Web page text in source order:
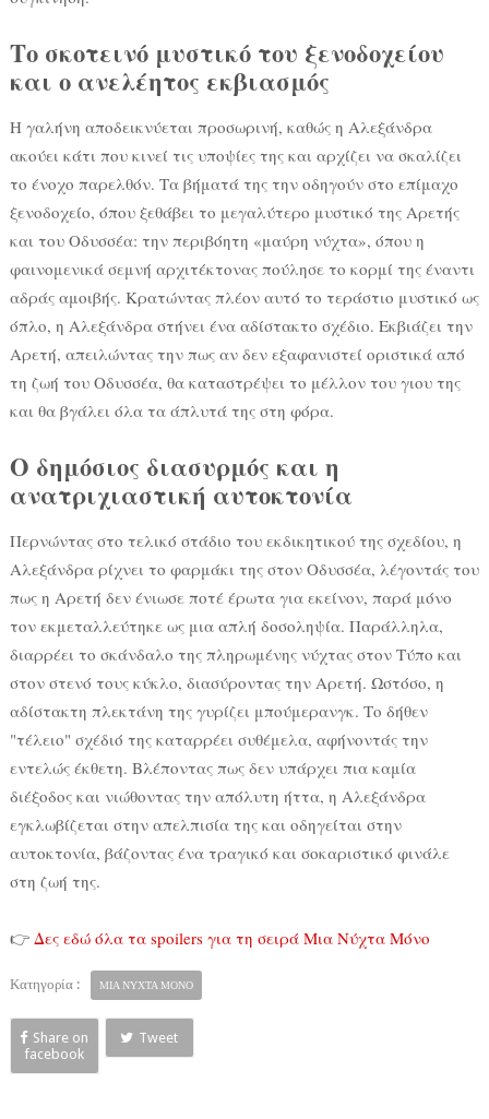
Το σκοτεινό μυστικό του ξενοδοχείου
και ο ανελέητος εκβιασμός
Η γαλήνη αποδεικνύεται προσωρινή, καθώς η Αλεξάνδρα
ακούει κάτι που κινεί τις υποψίες της και αρχίζει να σκαλίζει
το ένοχο παρελθόν. Τα βήματά της την οδηγούν στο επίμαχο
ξενοδοχείο, όπου ξεθάβει το μεγαλύτερο μυστικό της Αρετής
και του Οδυσσέα: την περιβόητη «μαύρη νύχτα», όπου η
φαινομενικά σεμνή αρχιτέκτονας πούλησε το κορμί της έναντι
αδράς αμοιβής. Κρατώντας πλέον αυτό το τεράστιο μυστικό ως
όπλο, η Αλεξάνδρα στήνει ένα αδίστακτο σχέδιο. Εκβιάζει την
Αρετή, απειλώντας την πως αν δεν εξαφανιστεί οριστικά από
τη ζωή του Οδυσσέα, θα καταστρέψει το μέλλον του γιου της
και θα βγάλει όλα τα άπλυτά της στη φόρα.
Ο δημόσιος διασυρμός και η
ανατριχιαστική αυτοκτονία
Περνώντας στο τελικό στάδιο του εκδικητικού της σχεδίου, η
Αλεξάνδρα ρίχνει το φαρμάκι της στον Οδυσσέα, λέγοντάς του
πως η Αρετή δεν ένιωσε ποτέ έρωτα για εκείνον, παρά μόνο
τον εκμεταλλεύτηκε ως μια απλή δοσοληψία. Παράλληλα,
διαρρέει το σκάνδαλο της πληρωμένης νύχτας στον Τύπο και
στον στενό τους κύκλο, διασύροντας την Αρετή. Ωστόσο, η
αδίστακτη πλεκτάνη της γυρίζει μπούμερανγκ. Το δήθεν
"τέλειο" σχέδιό της καταρρέει συθέμελα, αφήνοντάς την
εντελώς έκθετη. Βλέποντας πως δεν υπάρχει πια καμία
διέξοδος και νιώθοντας την απόλυτη ήττα, η Αλεξάνδρα
εγκλωβίζεται στην απελπισία της και οδηγείται στην
αυτοκτονία, βάζοντας ένα τραγικό και σοκαριστικό φινάλε
στη ζωή της.
👉 Δες εδώ όλα τα spoilers για τη σειρά Μια Νύχτα Μόνο
Κατηγορία : ΜΙΑ ΝΥΧΤΑ ΜΟΝΟ
Share on
facebook
Tweet